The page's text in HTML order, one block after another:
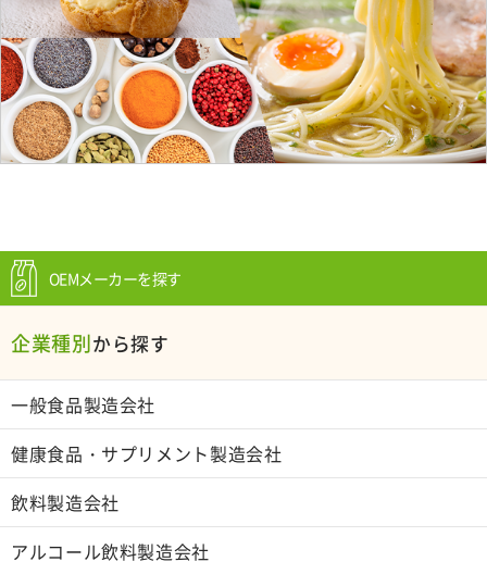
OEMメーカーを探す
企業種別から探す
一般食品製造会社
健康食品・サプリメント製造会社
飲料製造会社
アルコール飲料製造会社